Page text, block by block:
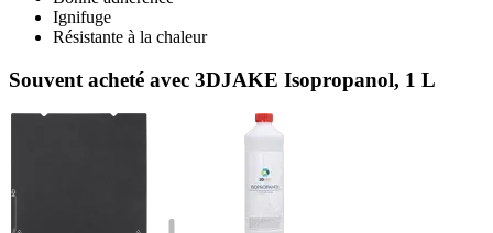
Ignifuge
Résistante à la chaleur
Souvent acheté avec 3DJAKE Isopropanol, 1 L